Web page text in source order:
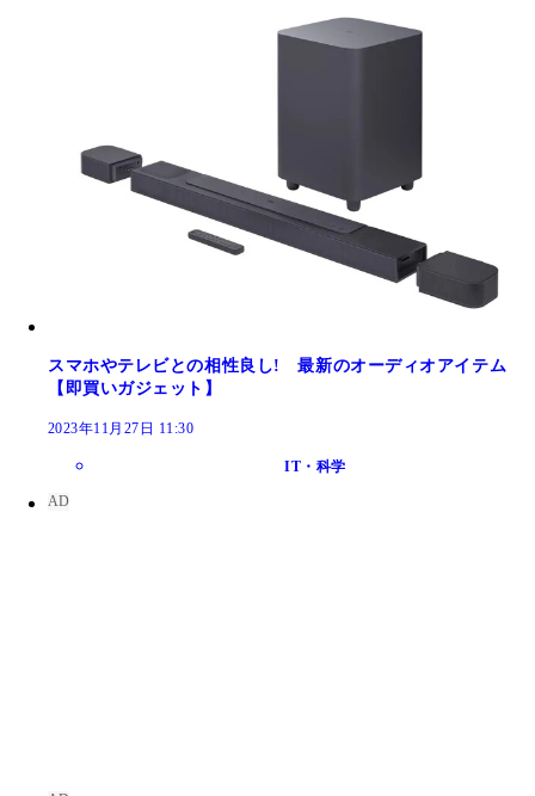
スマホやテレビとの相性良し! 最新のオーディオアイテム
【即買いガジェット】
2023年11月27日 11:30
IT・科学